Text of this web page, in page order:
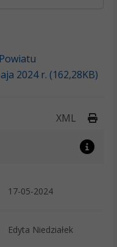
2024 r. (162,28KB)
XML
17-05-2024
Edyta Niedziałek